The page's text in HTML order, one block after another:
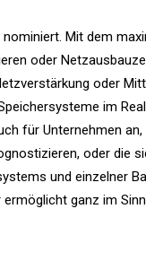
nominiert. Mit dem
oder
oder
im
für Unternehmen
oder die
und einzelner
ermöglicht ganz im